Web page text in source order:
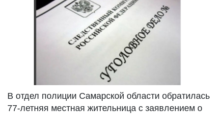
В отдел полиции Самарской области обратилась
77-летняя местная жительница с заявлением о